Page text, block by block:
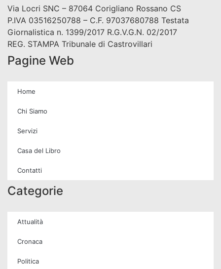
Via Locri SNC – 87064 Corigliano Rossano CS
P.IVA 03516250788 – C.F. 97037680788 Testata
Giornalistica n. 1399/2017 R.G.V.G.N. 02/2017
REG. STAMPA Tribunale di Castrovillari
Pagine Web
Home
Chi Siamo
Servizi
Casa del Libro
Contatti
Categorie
Attualità
Cronaca
Politica